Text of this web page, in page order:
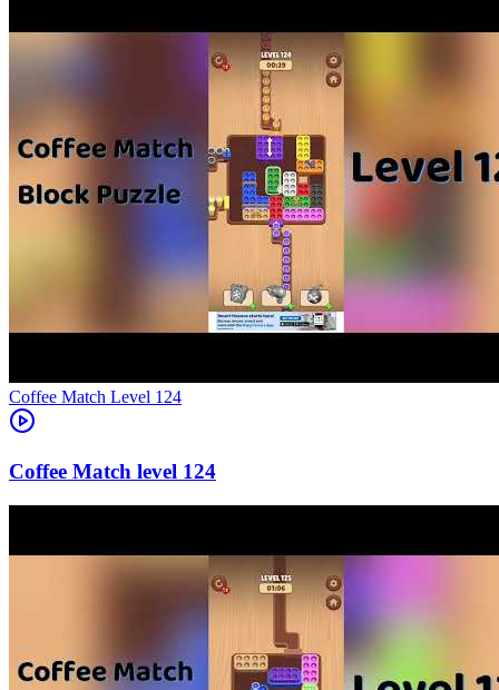
Level 124
124